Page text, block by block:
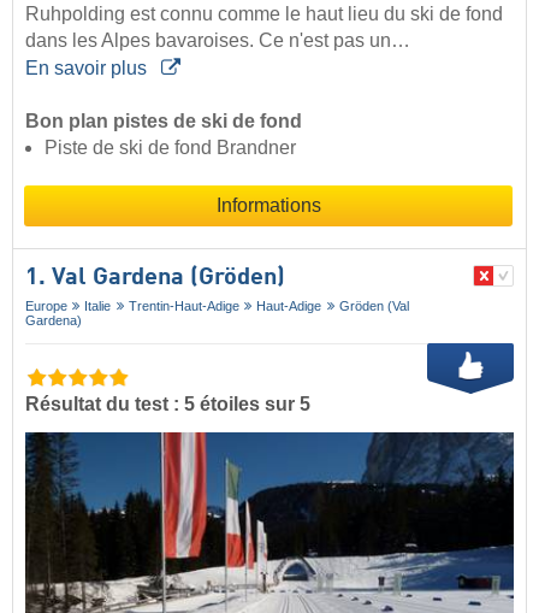
Ruhpolding est connu comme le haut lieu du ski de fond
dans les Alpes bavaroises. Ce n'est pas un…
En savoir plus
Bon plan pistes de ski de fond
Piste de ski de fond Brandner
Informations
1. Val Gardena (Gröden)
Europe Italie Trentin-Haut-Adige Haut-Adige
Gröden (Val
Gardena)
Résultat du test : 5 étoiles sur 5